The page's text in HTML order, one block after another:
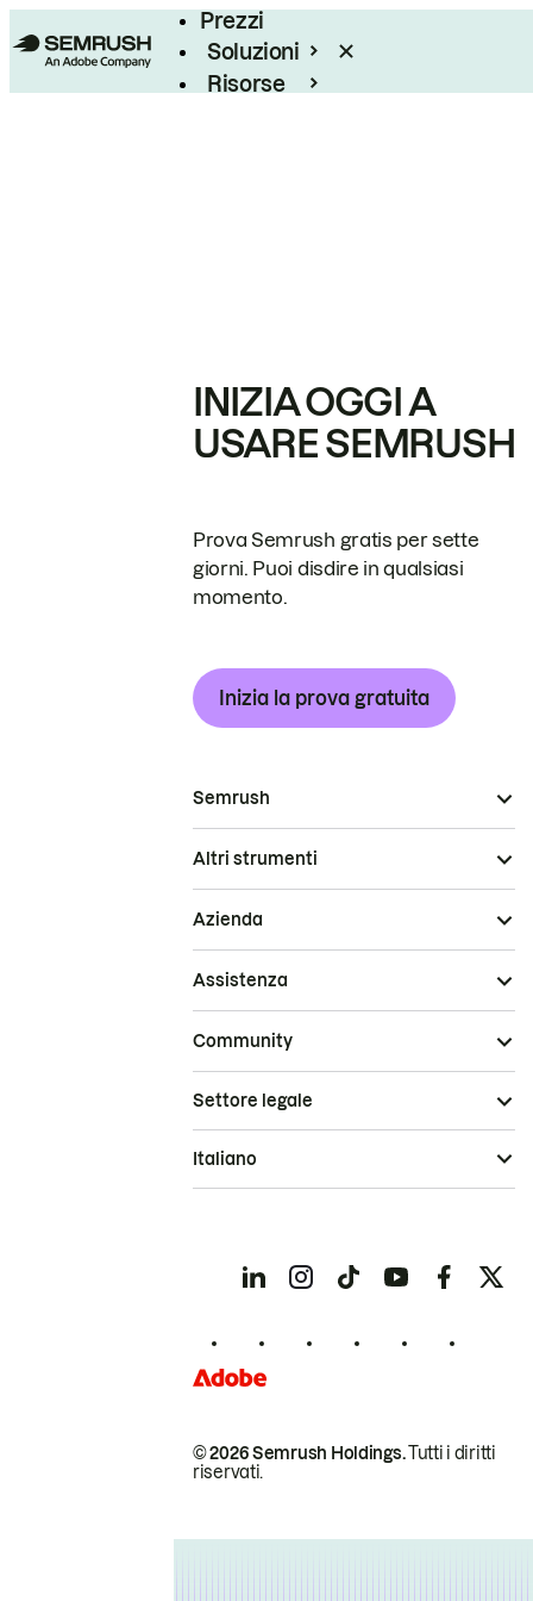
Prezzi
Soluzioni
Risorse
INIZIA OGGI A
USARE SEMRUSH
Prova Semrush gratis per sette
giorni. Puoi disdire in qualsiasi
momento.
Inizia la prova gratuita
Semrush
Altri strumenti
Azienda
Assistenza
Community
© 2026 Semrush Holdings.Tutti i diritti
riservati.
Settore legale
Italiano